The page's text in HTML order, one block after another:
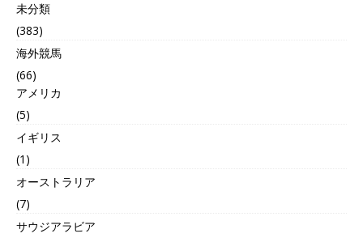
未分類
(383)
海外競馬
(66)
アメリカ
(5)
イギリス
(1)
オーストラリア
(7)
サウジアラビア